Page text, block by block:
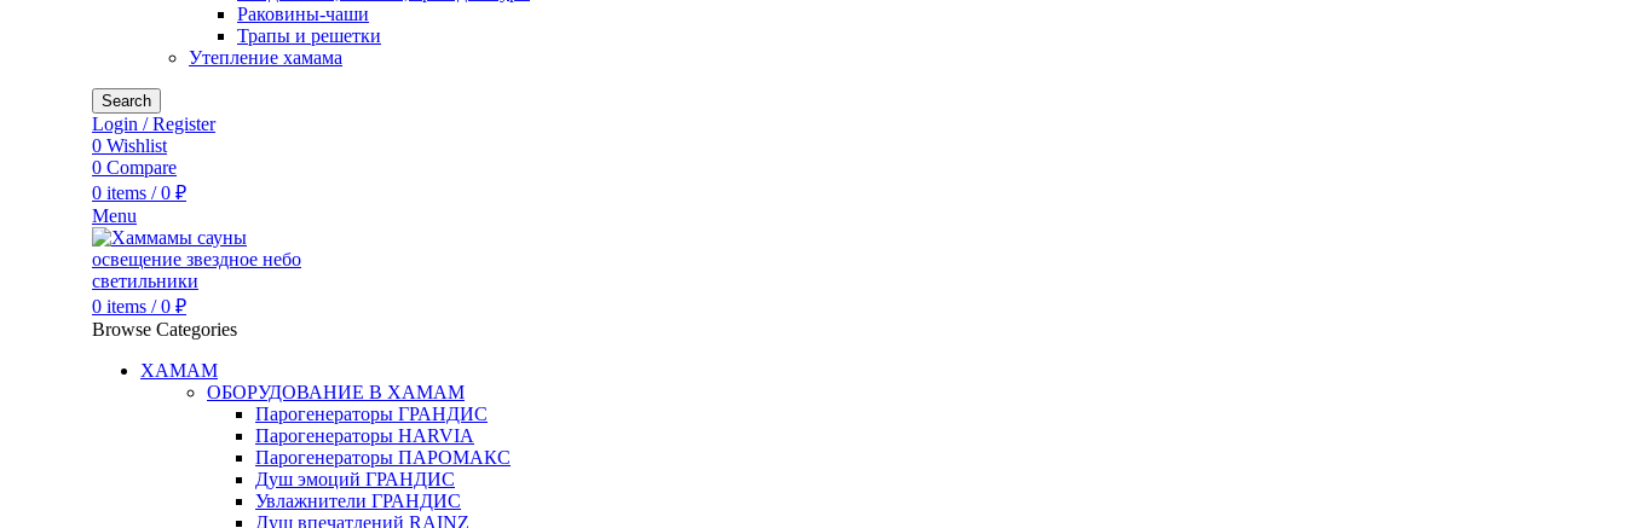
Раковины-чаши
Трапы и решетки
Утепление хамама
Search
Login / Register
0 Wishlist
0 Compare
0 items / 0 ₽
Menu
0 items / 0 ₽
Browse Categories
ХАМАМ
ОБОРУДОВАНИЕ В ХАМАМ
Парогенераторы ГРАНДИС
Парогенераторы HARVIA
Парогенераторы ПАРОМАКС
Душ эмоций ГРАНДИС
Увлажнители ГРАНДИС
Душ впечатлений RAINZ